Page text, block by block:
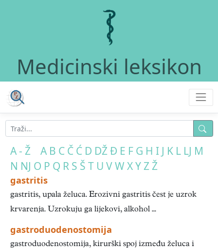
Medicinski leksikon
A - Ž A B C Č Ć D DŽĐ E F G H I J K L LJ M
N NJ O P Q R S Š T U VW XYZŽ
gastritis
gastritis, upala želuca. Erozivni gastritis čest je uzrok
krvarenja. Uzrokuju ga lijekovi, alkohol ...
gastroduodenostomija
gastroduodenostomija, kirurški spoj između želuca i